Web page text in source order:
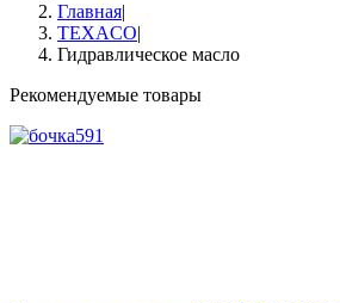
Главная|
TEXACO|
Гидравлическое масло
Рекомендуемые товары